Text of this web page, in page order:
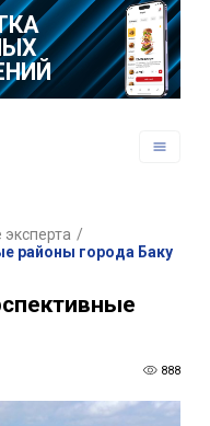
/
районы города Баку
888